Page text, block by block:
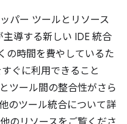
パー ツールとリソース
導する新しい IDE 統合
の時間を費やしているた
ぐに利用できること
ツール間の整合性がさら
のツール統合について詳